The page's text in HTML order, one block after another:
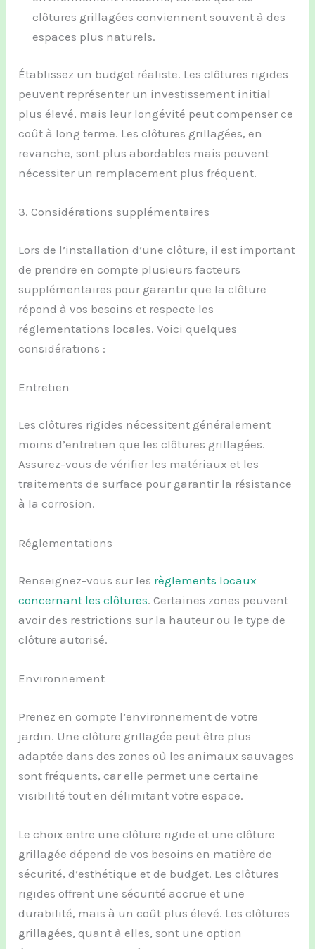
clôtures grillagées conviennent souvent à des
espaces plus naturels.
Établissez un budget réaliste. Les clôtures rigides
peuvent représenter un investissement initial
plus élevé, mais leur longévité peut compenser ce
coût à long terme. Les clôtures grillagées, en
revanche, sont plus abordables mais peuvent
nécessiter un remplacement plus fréquent.
3. Considérations supplémentaires
Lors de l’installation d’une clôture, il est important
de prendre en compte plusieurs facteurs
supplémentaires pour garantir que la clôture
répond à vos besoins et respecte les
réglementations locales. Voici quelques
considérations :
Entretien
Les clôtures rigides nécessitent généralement
moins d’entretien que les clôtures grillagées.
Assurez-vous de vérifier les matériaux et les
traitements de surface pour garantir la résistance
à la corrosion.
Réglementations
Renseignez-vous sur les règlements locaux
concernant les clôtures. Certaines zones peuvent
avoir des restrictions sur la hauteur ou le type de
clôture autorisé.
Environnement
Prenez en compte l’environnement de votre
jardin. Une clôture grillagée peut être plus
adaptée dans des zones où les animaux sauvages
sont fréquents, car elle permet une certaine
visibilité tout en délimitant votre espace.
Le choix entre une clôture rigide et une clôture
grillagée dépend de vos besoins en matière de
sécurité, d’esthétique et de budget. Les clôtures
rigides offrent une sécurité accrue et une
durabilité, mais à un coût plus élevé. Les clôtures
grillagées, quant à elles, sont une option